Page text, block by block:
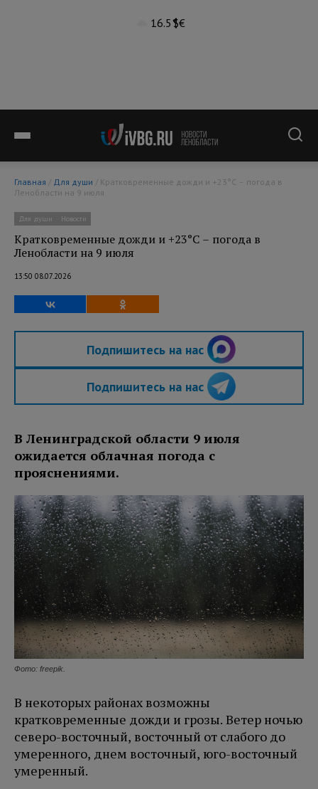
16.5°$€
Главная / Для души
Ленобласти на 9 июля
Для души Новости
Кратковременные дожди и +23°С – погода в
Ленобласти на 9 июля
13:50 08.07.2026
Подпишитесь на нас
Подпишитесь на нас
В Ленинградской области 9 июля
ожидается облачная погода с
прояснениями.
Фото: freepik.
В некоторых районах возможны
кратковременные дожди и грозы. Ветер ночью
северо-восточный, восточный от слабого до
умеренного, днем восточный, юго-восточный
умеренный.